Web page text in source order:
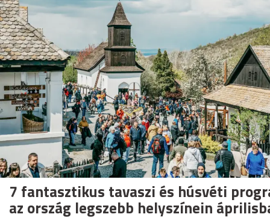
7 fantasztikus tavaszi és húsvéti
az ország legszebb helyszínein